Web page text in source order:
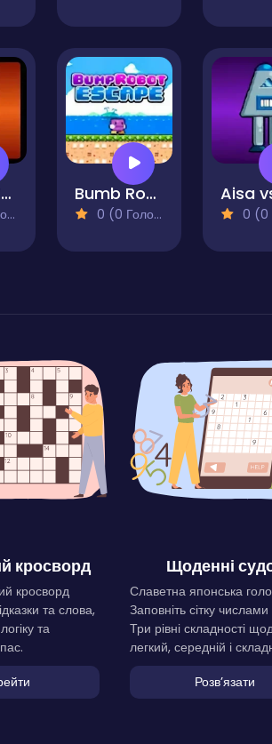
Among Tau Bots 2 Bumb Robot Escape
0 (0 Голосів) 0 (0
кросворд
кросворд
та слова,
та
Щоденні
Славетна японська
Заповніть сітку числами
Три рівні складності
легкий, середній і
Розвʼязати